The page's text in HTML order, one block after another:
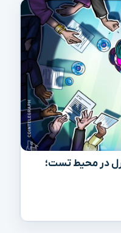
در محیط تست؛